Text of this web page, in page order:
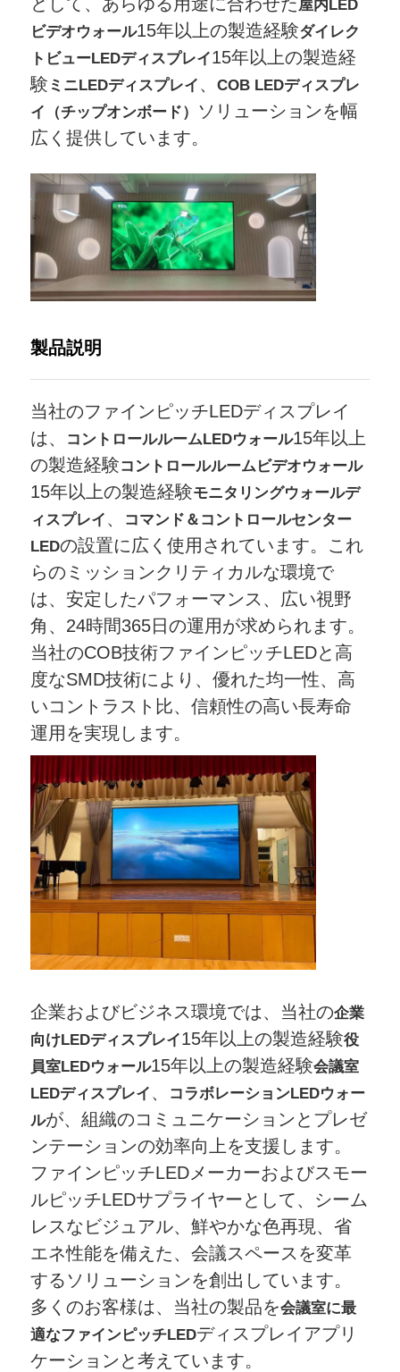
引金 を 求め て ください
LED ビデオウォールディスプレイ
コンサートLEDスクリーン
ステージLEDスクリーンレンタル
SMD LEDスクリーン
屋外用LEDディスプレイボード
屋外の導かれた看板
屋内LED
ビデオウォール15年以上の製造経験ダイレク
トビューLEDディスプレイ15年以上の製造経
験 ミニLEDディスプレイ 、COB LEDディスプレ
イ（チップオンボード） ソリューションを幅
広く提供しています。
製品説明
当社のファインピッチLEDディスプレイ
は、
コントロールルームLEDウォール15年以上
の製造経験コントロールルームビデオウォール
15年以上の製造経験モニタリングウォールデ
ィスプレイ 、
コマンド＆コントロールセンター
LEDの設置に広く使用されています。これ
らのミッションクリティカルな環境で
は、安定したパフォーマンス、広い視野
角、24時間365日の運用が求められます。
当社のCOB技術ファインピッチLEDと高
度なSMD技術により、優れた均一性、高
いコントラスト比、信頼性の高い長寿命
運用を実現します。
企業およびビジネス環境では、当社の企業
向けLEDディスプレイ15年以上の製造経験役
員室LEDウォール15年以上の製造経験会議室
LEDディスプレイ 、
コラボレーションLEDウォー
ルが、組織のコミュニケーションとプレゼ
ンテーションの効率向上を支援します。
ファインピッチLEDメーカーおよびスモー
ルピッチLEDサプライヤーとして、シーム
レスなビジュアル、鮮やかな色再現、省
エネ性能を備えた、会議スペースを変革
するソリューションを創出しています。
多くのお客様は、当社の製品を会議室に最
適なファインピッチLEDディスプレイアプリ
ケーションと考えています。